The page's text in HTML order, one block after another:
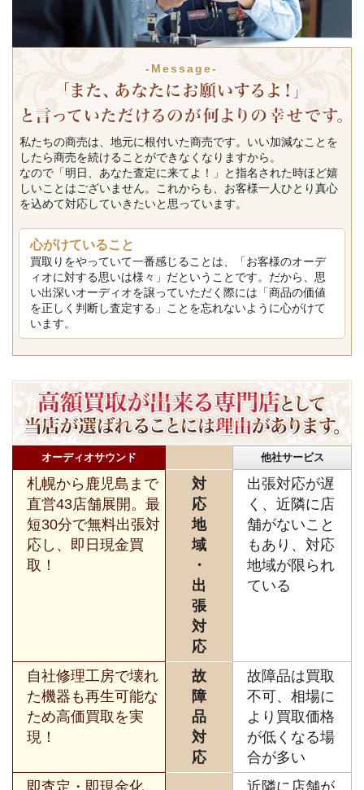
-Message-
私たちの商売は、地元に根付いた商売です。いい加減なことを
したら商売を続けることができなくなりますから。
なので「明日、あなた査定に来てよ！」と指名された時ほど嬉
しいことはございません。これからも、お客様一人ひとり真心
を込めて対応していきたいと思っています。
心がけていること
買取りをやっていて一番感じることは、「お客様のオーデ
ィオに対する思いは様々」だということです。だから、思
い出深いオーディオを譲っていただく際には「商品の価値
を正しく判断し査定する」ことを忘れないように心がけて
います。
オーディオサウンド 他社サービス
札幌から鹿児島まで
直営43店舗展開。最
短30分で無料出張対
応し、即日現金買
取！
対
応
地
域
・
出
張
対
応
出張対応が遅
く、近隣に店
舗がないこと
もあり、対応
地域が限られ
ている
自社修理工房で壊れ
た機器も再生可能な
ため高価買取を実
現！
故
障
品
対
応
故障品は買取
不可、相場に
より買取価格
が低くなる場
合が多い
即査定・即現金化、
近隣に店舗が